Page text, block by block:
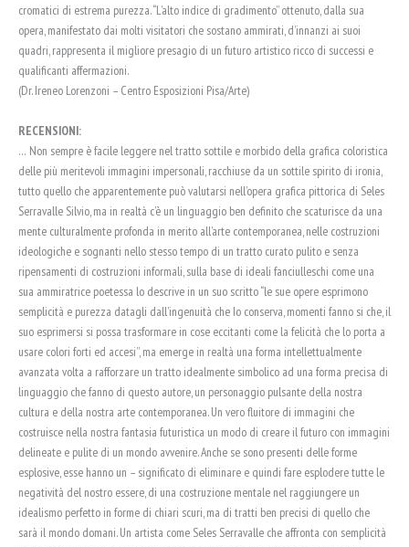
cromatici di estrema purezza. “L’alto indice di gradimento” ottenuto, dalla sua
opera, manifestato dai molti visitatori che sostano ammirati, d’innanzi ai suoi
quadri, rappresenta il migliore presagio di un futuro artistico ricco di successi e
qualificanti affermazioni.
(Dr. Ireneo Lorenzoni – Centro Esposizioni Pisa/Arte)
RECENSIONI:
… Non sempre è facile leggere nel tratto sottile e morbido della grafica coloristica
delle più meritevoli immagini impersonali, racchiuse da un sottile spirito di ironia,
tutto quello che apparentemente può valutarsi nell’opera grafica pittorica di Seles
Serravalle Silvio, ma in realtà c’è un linguaggio ben definito che scaturisce da una
mente culturalmente profonda in merito all’arte contemporanea, nelle costruzioni
ideologiche e sognanti nello stesso tempo di un tratto curato pulito e senza
ripensamenti di costruzioni informali, sulla base di ideali fanciulleschi come una
sua ammiratrice poetessa lo descrive in un suo scritto “le sue opere esprimono
semplicità e purezza datagli dall’ingenuità che Io conserva, momenti fanno si che, il
suo esprimersi si possa trasformare in cose eccitanti come la felicità che lo porta a
usare colori forti ed accesi”, ma emerge in realtà una forma intellettualmente
avanzata volta a rafforzare un tratto idealmente simbolico ad una forma precisa di
linguaggio che fanno di questo autore, un personaggio pulsante della nostra
cultura e della nostra arte contemporanea. Un vero fluitore di immagini che
costruisce nella nostra fantasia futuristica un modo di creare il futuro con immagini
delineate e pulite di un mondo avvenire. Anche se sono presenti delle forme
esplosive, esse hanno un – significato di eliminare e quindi fare esplodere tutte le
negatività del nostro essere, di una costruzione mentale nel raggiungere un
idealismo perfetto in forme di chiari scuri, ma di tratti ben precisi di quello che
sarà il mondo domani. Un artista come Seles Serravalle che affronta con semplicità